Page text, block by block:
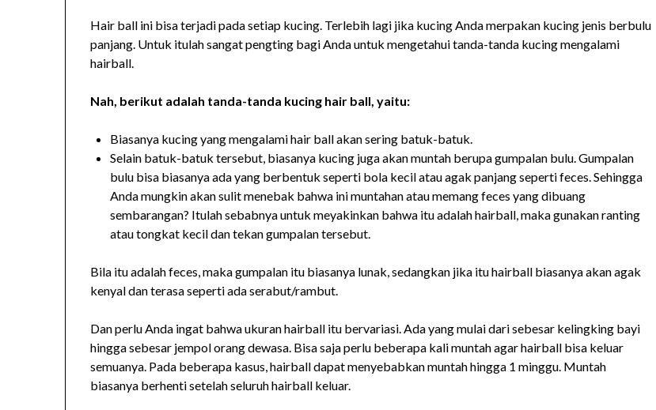
Hair ball ini bisa terjadi pada setiap kucing. Terlebih lagi jika kucing Anda merpakan kucing jenis berbulu
panjang. Untuk itulah sangat pengting bagi Anda untuk mengetahui tanda-tanda kucing mengalami
hairball.
Nah, berikut adalah tanda-tanda kucing hair ball, yaitu:
Biasanya kucing yang mengalami hair ball akan sering batuk-batuk.
Selain batuk-batuk tersebut, biasanya kucing juga akan muntah berupa gumpalan bulu. Gumpalan
bulu bisa biasanya ada yang berbentuk seperti bola kecil atau agak panjang seperti feces. Sehingga
Anda mungkin akan sulit menebak bahwa ini muntahan atau memang feces yang dibuang
sembarangan? Itulah sebabnya untuk meyakinkan bahwa itu adalah hairball, maka gunakan ranting
atau tongkat kecil dan tekan gumpalan tersebut.
Bila itu adalah feces, maka gumpalan itu biasanya lunak, sedangkan jika itu hairball biasanya akan agak
kenyal dan terasa seperti ada serabut/rambut.
Dan perlu Anda ingat bahwa ukuran hairball itu bervariasi. Ada yang mulai dari sebesar kelingking bayi
hingga sebesar jempol orang dewasa. Bisa saja perlu beberapa kali muntah agar hairball bisa keluar
semuanya. Pada beberapa kasus, hairball dapat menyebabkan muntah hingga 1 minggu. Muntah
biasanya berhenti setelah seluruh hairball keluar.